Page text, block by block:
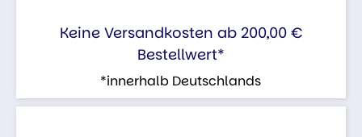
Keine Versandkosten ab 200,00 €
Bestellwert*
*innerhalb Deutschlands